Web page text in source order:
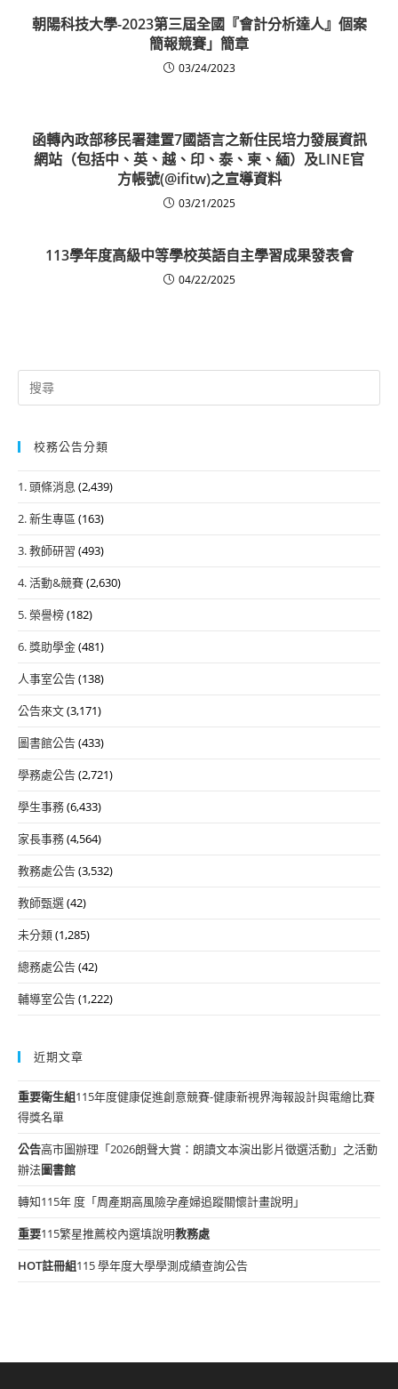
朝陽科技大學-2023第三屆全國『會計分析達人』個案
簡報競賽」簡章
03/24/2023
函轉內政部移民署建置7國語言之新住民培力發展資訊
網站（包括中、英、越、印、泰、柬、緬）及LINE官
方帳號(@ifitw)之宣導資料
03/21/2025
113學年度高級中等學校英語自主學習成果發表會
04/22/2025
Search
for:
校務公告分類
1. 頭條消息 (2,439)
2. 新生專區 (163)
3. 教師研習 (493)
4. 活動&競賽(2,630)
5. 榮譽榜(182)
6. 獎助學金(481)
人事室公告(138)
公告來文(3,171)
圖書館公告(433)
學務處公告(2,721)
學生事務(6,433)
家長事務(4,564)
教務處公告(3,532)
教師甄選(42)
未分類(1,285)
總務處公告(42)
輔導室公告(1,222)
近期文章
重要衛生組115年度健康促進創意競賽-健康新視界海報設計與電繪比賽
得獎名單
公告高市圖辦理「2026朗聲大賞：朗讀文本演出影片徵選活動」之活動
辦法圖書館
轉知115年 度「周產期高風險孕產婦追蹤關懷計畫說明」
重要115繁星推薦校內選填說明教務處
HOT註冊組115 學年度大學學測成績查詢公告